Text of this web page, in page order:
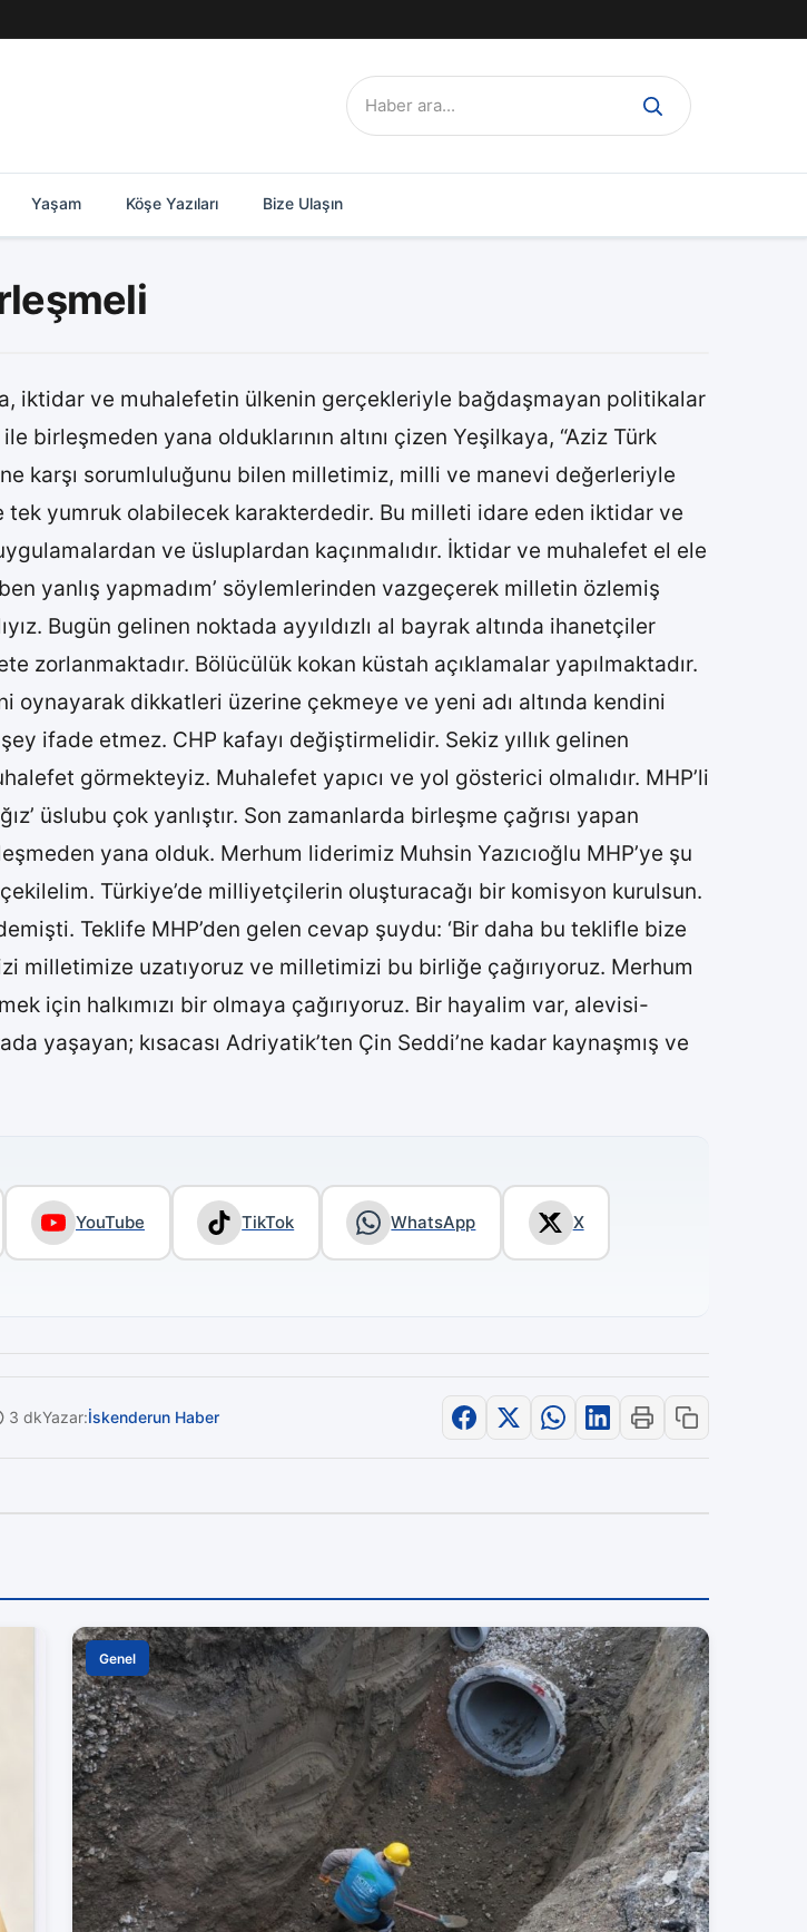
Ara:
Yaşam Köşe Yazıları Bize Ulaşın
iktidar ve muhalefetin ülkenin gerçekleriyle bağdaşmayan politikalar
yana olduklarının altını çizen Yeşilkaya, “Aziz Türk
karşı sorumluluğunu bilen milletimiz, milli ve manevi değerleriyle
tek yumruk olabilecek karakterdedir. Bu milleti idare eden iktidar ve
ve üsluplardan kaçınmalıdır. İktidar ve muhalefet el ele
yanlış yapmadım’ söylemlerinden vazgeçerek milletin özlemiş
Bugün gelinen noktada ayyıldızlı al bayrak altında ihanetçiler
zorlanmaktadır. Bölücülük kokan küstah açıklamalar yapılmaktadır.
oynayarak dikkatleri üzerine çekmeye ve yeni adı altında kendini
ifade etmez. CHP kafayı değiştirmelidir. Sekiz yıllık gelinen
görmekteyiz. Muhalefet yapıcı ve yol gösterici olmalıdır. MHP’li
üslubu çok yanlıştır. Son zamanlarda birleşme çağrısı yapan
yana olduk. Merhum liderimiz Muhsin Yazıcıoğlu MHP’ye şu
Türkiye’de milliyetçilerin oluşturacağı bir komisyon kurulsun.
Teklife MHP’den gelen cevap şuydu: ‘Bir daha bu teklifle bize
milletimize uzatıyoruz ve milletimizi bu birliğe çağırıyoruz. Merhum
için halkımızı bir olmaya çağırıyoruz. Bir hayalim var, alevisi-
yaşayan; kısacası Adriyatik’ten Çin Seddi’ne kadar kaynaşmış ve
YouTube TikTok WhatsApp X
3 dkYazar:İskenderun Haber
Genel